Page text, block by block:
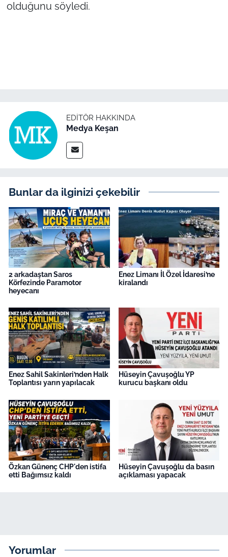
olduğunu söyledi.
EDITÖR HAKKINDA
Medya Keşan
Bunlar da ilginizi çekebilir
2 arkadaştan Saros
Körfezinde Paramotor
heyecanı
Enez Limanı İl Özel İdaresi’ne
kiralandı
Enez Sahil Sakinleri’nden Halk
Toplantısı yarın yapılacak
Hüseyin Çavuşoğlu YP
kurucu başkanı oldu
Özkan Günenç CHP'den istifa
etti Bağımsız kaldı
Hüseyin Çavuşoğlu da basın
açıklaması yapacak
Yorumlar